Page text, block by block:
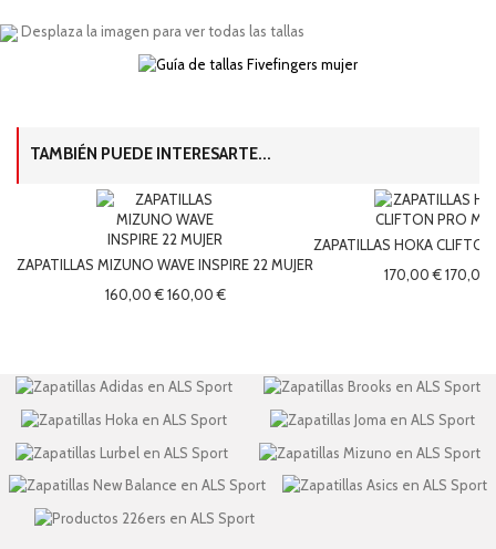
Desplaza la imagen para ver todas las tallas
TAMBIÉN PUEDE INTERESARTE...
ZAPATILLAS MIZUNO WAVE INSPIRE 22 MUJER
160,00 € 160,00 €
ZAPATILLAS HOKA
170,00 €170,00